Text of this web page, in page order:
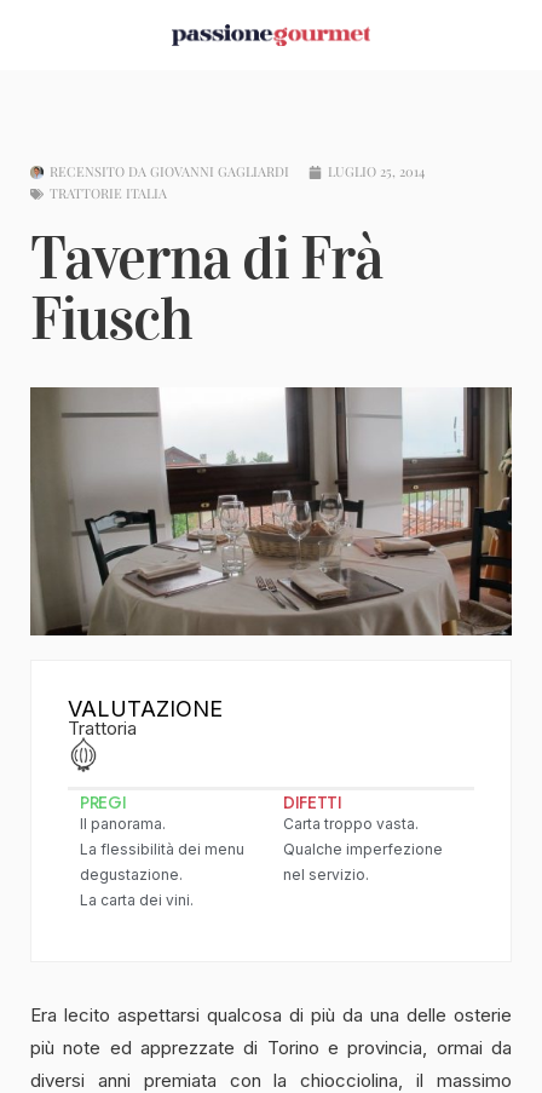
RECENSITO DA GIOVANNI GAGLIARDI
LUGLIO 25, 2014
TRATTORIE ITALIA
Taverna di Frà
Fiusch
VALUTAZIONE
Trattoria
PREGI
Il panorama.
La flessibilità dei menu
degustazione.
La carta dei vini.
DIFETTI
Carta troppo vasta.
Qualche imperfezione
nel servizio.
Era lecito aspettarsi qualcosa di più da una delle osterie
più note ed apprezzate di Torino e provincia, ormai da
diversi anni premiata con la chiocciolina, il massimo